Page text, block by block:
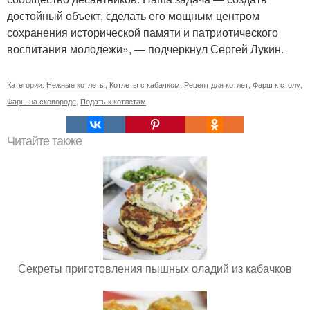
достойный объект, сделать его мощным центром
сохранения исторической памяти и патриотического
воспитания молодежи», — подчеркнул Сергей Лукин.
Категории: Нежные котлеты Котлеты с кабачком Рецепт для котлет Фарш к столу
Фарш на сковороде Подать к котлетам
Читайте также
Секреты приготовления пышных оладий из кабачков